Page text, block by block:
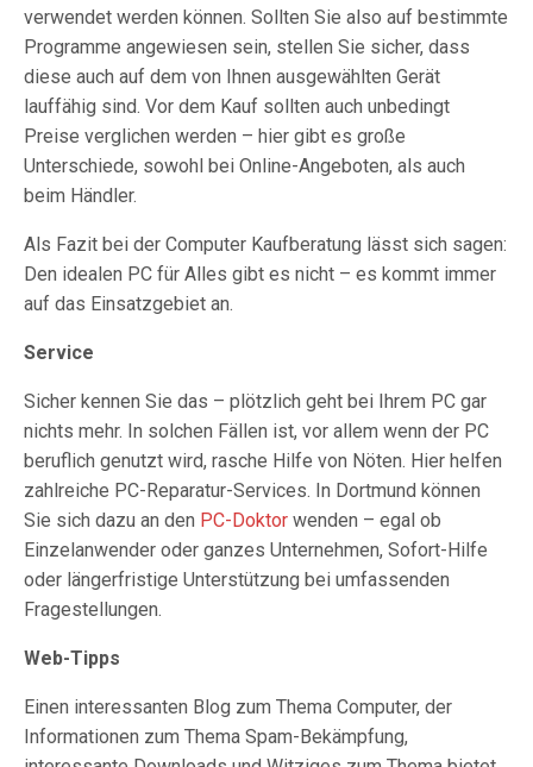
verwendet werden können. Sollten Sie also auf bestimmte
Programme angewiesen sein, stellen Sie sicher, dass
diese auch auf dem von Ihnen ausgewählten Gerät
lauffähig sind. Vor dem Kauf sollten auch unbedingt
Preise verglichen werden – hier gibt es große
Unterschiede, sowohl bei Online-Angeboten, als auch
beim Händler.
Als Fazit bei der Computer Kaufberatung lässt sich sagen:
Den idealen PC für Alles gibt es nicht – es kommt immer
auf das Einsatzgebiet an.
Service
Sicher kennen Sie das – plötzlich geht bei Ihrem PC gar
nichts mehr. In solchen Fällen ist, vor allem wenn der PC
beruflich genutzt wird, rasche Hilfe von Nöten. Hier helfen
zahlreiche PC-Reparatur-Services. In Dortmund können
Sie sich dazu an den PC-Doktor wenden – egal ob
Einzelanwender oder ganzes Unternehmen, Sofort-Hilfe
oder längerfristige Unterstützung bei umfassenden
Fragestellungen.
Web-Tipps
Einen interessanten Blog zum Thema Computer, der
Informationen zum Thema Spam-Bekämpfung,